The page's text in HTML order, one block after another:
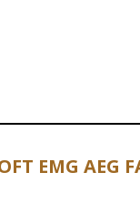
EMG AEG